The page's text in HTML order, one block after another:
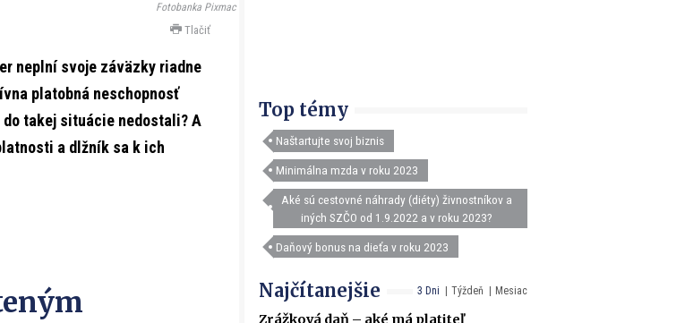
Fotobanka Pixmac
Tlačiť
neplní svoje záväzky riadne
platobná neschopnosť
do takej situácie nedostali? A
a dlžník sa k ich
Top témy
Naštartujte svoj biznis
Minimálna mzda v roku 2023
Aké sú cestovné náhrady (diéty) živnostníkov a
iných SZČO od 1.9.2022 a v roku 2023?
Daňový bonus na dieťa v roku 2023
3 Dni Týždeň Mesiac
Najčítanejšie
Zrážková daň – aké má platiteľ